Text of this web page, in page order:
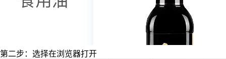
第二步：选择在浏览器打开